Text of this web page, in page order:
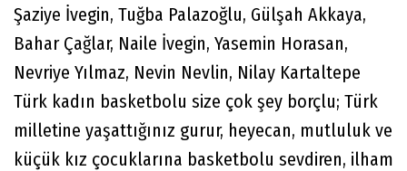
Şaziye İvegin, Tuğba Palazoğlu, Gülşah Akkaya,
Bahar Çağlar, Naile İvegin, Yasemin Horasan,
Nevriye Yılmaz, Nevin Nevlin, Nilay Kartaltepe
Türk kadın basketbolu size çok şey borçlu; Türk
milletine yaşattığınız gurur, heyecan, mutluluk ve
küçük kız çocuklarına basketbolu sevdiren, ilham